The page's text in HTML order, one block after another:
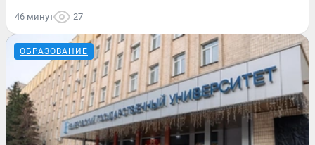
46 минут 27
ОБРАЗОВАНИЕ